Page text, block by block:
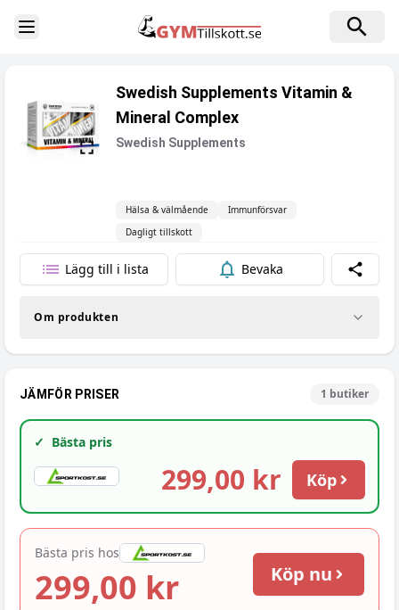
Toggle Sidebar
Swedish Supplements Vitamin &
Mineral Complex
Swedish Supplements
Hälsa & välmående
Immunförsvar
Dagligt tillskott
Lägg till i lista Bevaka Dela
Om produkten
JÄMFÖR PRISER 1 butiker
✓ Bästa pris
299,00 kr Köp
Bästa pris hos
299,00 kr Köp nu